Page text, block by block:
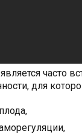
часто
для